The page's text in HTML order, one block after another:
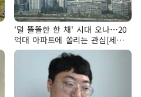
'덜 똘똘한 한 채' 시대 오나…20
억대 아파트에 쏠리는 관심[세제
개편, 그 이후②]